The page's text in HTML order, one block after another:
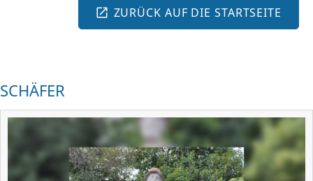
ZURÜCK AUF DIE STARTSEITE
SCHÄFER